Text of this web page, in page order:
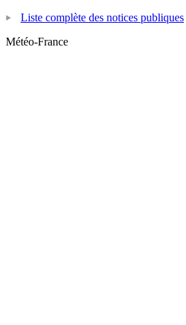
Liste complète des notices publiques
Météo-France